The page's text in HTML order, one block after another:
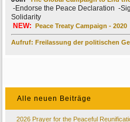
-Endorse the Peace Declaration -
Solidarity
NEW:
Peace Treaty Campaign - 2020
Aufruf: Freilassung der politischen
Alle neuen Beiträge
2026 Prayer for the Peaceful